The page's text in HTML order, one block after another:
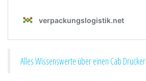
Alles Wissenswerte über einen Cab Drucker